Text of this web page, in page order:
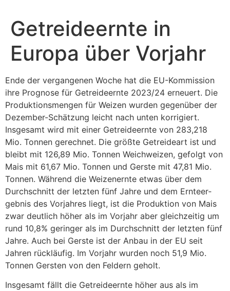
Inhalt
springen
Getreideernte in
Europa über Vorjahr
Ende der vergan­genen Woche hat die EU-Kommis­sion
ihre Prognose für Getrei­de­ernte 2023/24 erneuert. Die
Produk­ti­ons­mengen für Weizen wurden gegen­über der
Dezember-Schät­zung leicht nach unten korri­giert.
Insge­samt wird mit einer Getrei­de­ernte von 283,218
Mio. Tonnen gerechnet. Die größte Getrei­deart ist und
bleibt mit 126,89 Mio. Tonnen Weich­weizen, gefolgt von
Mais mit 61,67 Mio. Tonnen und Gerste mit 47,81 Mio.
Tonnen. Während die Weizen­ernte etwas über dem
Durch­schnitt der letzten fünf Jahre und dem Ernte­er­
gebnis des Vorjahres liegt, ist die Produk­tion von Mais
zwar deut­lich höher als im Vorjahr aber gleich­zeitig um
rund 10,8% geringer als im Durch­schnitt der letzten fünf
Jahre. Auch bei Gerste ist der Anbau in der EU seit
Jahren rück­läufig. Im Vorjahr wurden noch 51,9 Mio.
Tonnen Gersten von den Feldern geholt.
Insge­samt fällt die Getrei­de­ernte höher aus als im